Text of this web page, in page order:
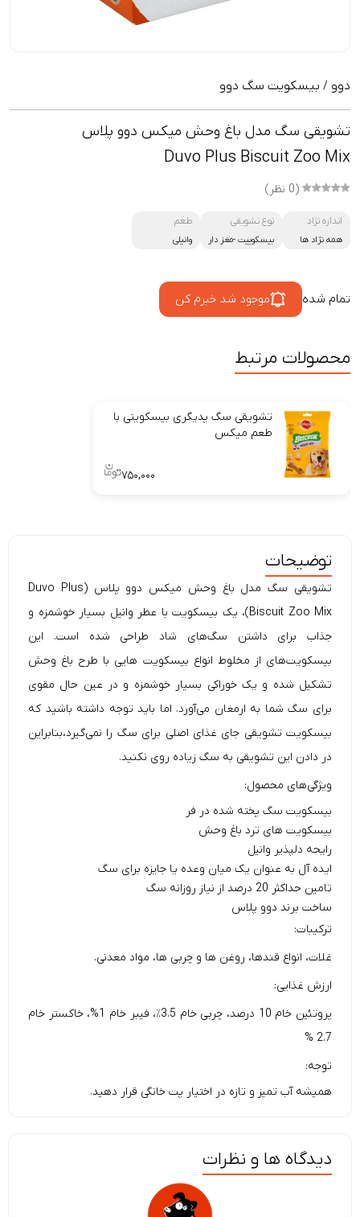
دوو / بیسکویت سگ دوو
تشویقی سگ مدل باغ وحش میکس دوو پلاس
Duvo Plus Biscuit Zoo Mix
(0 نظر)
اندازه نژاد
همه نژاد ها
نوع تشویقی
بیسکوییت -مغز دار
طعم
وانیلی
تمام شده موجود شد خبرم کن
محصولات مرتبط
تشویقی سگ پدیگری بیسکویتی با
طعم میکس
۷۵۰,۰۰۰
توضیحات
تشویقی سگ مدل باغ وحش میکس دوو پلاس (Duvo Plus
Biscuit Zoo Mix)، یک بیسکویت با عطر وانیل بسیار خوشمزه و
جذاب برای داشتن سگ‌های شاد طراحی شده است. این
بیسکویت‌های از مخلوط انواع بیسکویت هایی با طرح باغ وحش
تشکیل شده و یک خوراکی بسیار خوشمزه و در عین حال مقوی
برای سگ شما به ارمغان می‌آورد. اما باید توجه داشته باشید که
بیسکویت تشویقی جای غذای اصلی برای سگ را نمی‌گیرد،بنابراین
در دادن این تشویقی به سگ زیاده روی نکنید.
ویژگی‌های محصول:
بیسکویت سگ پخته شده در فر
بیسکویت های ترد باغ وحش
رایحه دلپذیر وانیل
ایده آل به عنوان یک میان وعده یا جایزه برای سگ
تامین حداکثر 20 درصد از نیاز روزانه سگ
ساخت برند دوو پلاس
ترکیبات:
غلات، انواع قندها، روغن ها و چربی ها، مواد معدنی.
ارزش غذایی:
پروتئین خام 10 درصد، چربی خام 3.5٪، فیبر خام 1%، خاکستر خام
2.7 %
توجه:
همیشه آب تمیز و تازه در اختیار پت خانگی قرار دهید.
دیدگاه ها و نظرات